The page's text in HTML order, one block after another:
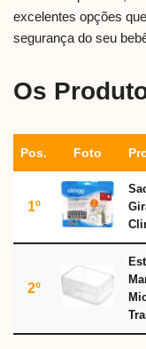
excelentes opções
segurança do seu
Os
Pos. Foto
1º
2º